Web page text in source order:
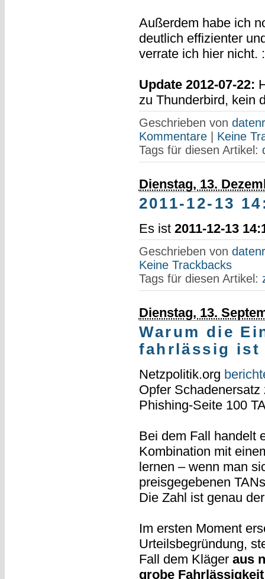
Außerdem habe ich
deutlich effizienter
verrate ich hier nicht.
Update 2012-07-22:
zu Thunderbird, kein
Geschrieben von
Kommentare| Keine
Tags für diesen Artikel:
Dienstag, 13.
2011-12-13
Es ist 2011-12-13
Geschrieben von
Keine Trackbacks
Tags für diesen Artikel:
Dienstag, 13.
Warum die
fahrlässig ist
Netzpolitik.org
Opfer
Phishing-Seite 100
Bei dem Fall handelt
Kombination mit
lernen – wenn man
preisgegebenen
Die Zahl ist genau
Im ersten Moment
Urteilsbegründung,
Fall dem Kläger aus
grobe Fahrlässigkeit